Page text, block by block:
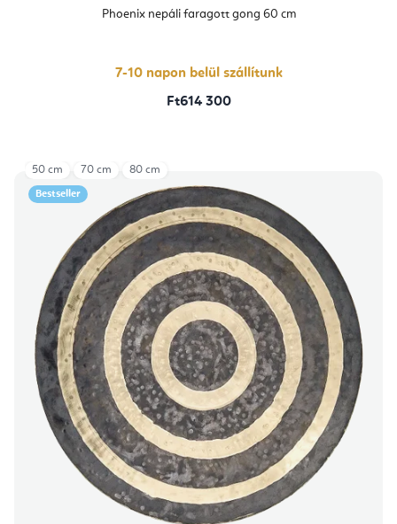
Phoenix nepáli faragott gong 60 cm
7-10 napon belül szállítunk
Ft614 300
Bestseller
50 cm 70 cm 80 cm